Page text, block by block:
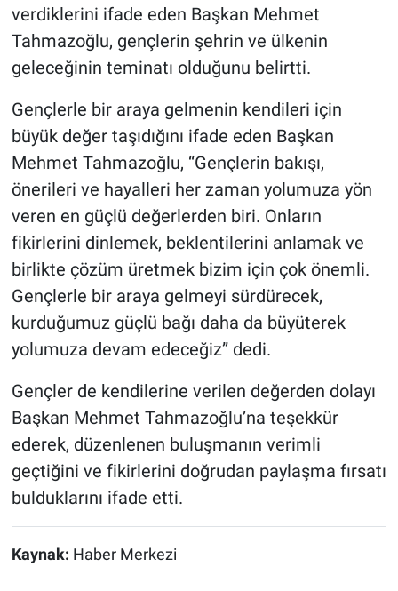
verdiklerini ifade eden Başkan Mehmet
Tahmazoğlu, gençlerin şehrin ve ülkenin
geleceğinin teminatı olduğunu belirtti.
Gençlerle bir araya gelmenin kendileri için
büyük değer taşıdığını ifade eden Başkan
Mehmet Tahmazoğlu, “Gençlerin bakışı,
önerileri ve hayalleri her zaman yolumuza yön
veren en güçlü değerlerden biri. Onların
fikirlerini dinlemek, beklentilerini anlamak ve
birlikte çözüm üretmek bizim için çok önemli.
Gençlerle bir araya gelmeyi sürdürecek,
kurduğumuz güçlü bağı daha da büyüterek
yolumuza devam edeceğiz” dedi.
Gençler de kendilerine verilen değerden dolayı
Başkan Mehmet Tahmazoğlu’na teşekkür
ederek, düzenlenen buluşmanın verimli
geçtiğini ve fikirlerini doğrudan paylaşma fırsatı
bulduklarını ifade etti.
Kaynak: Haber Merkezi